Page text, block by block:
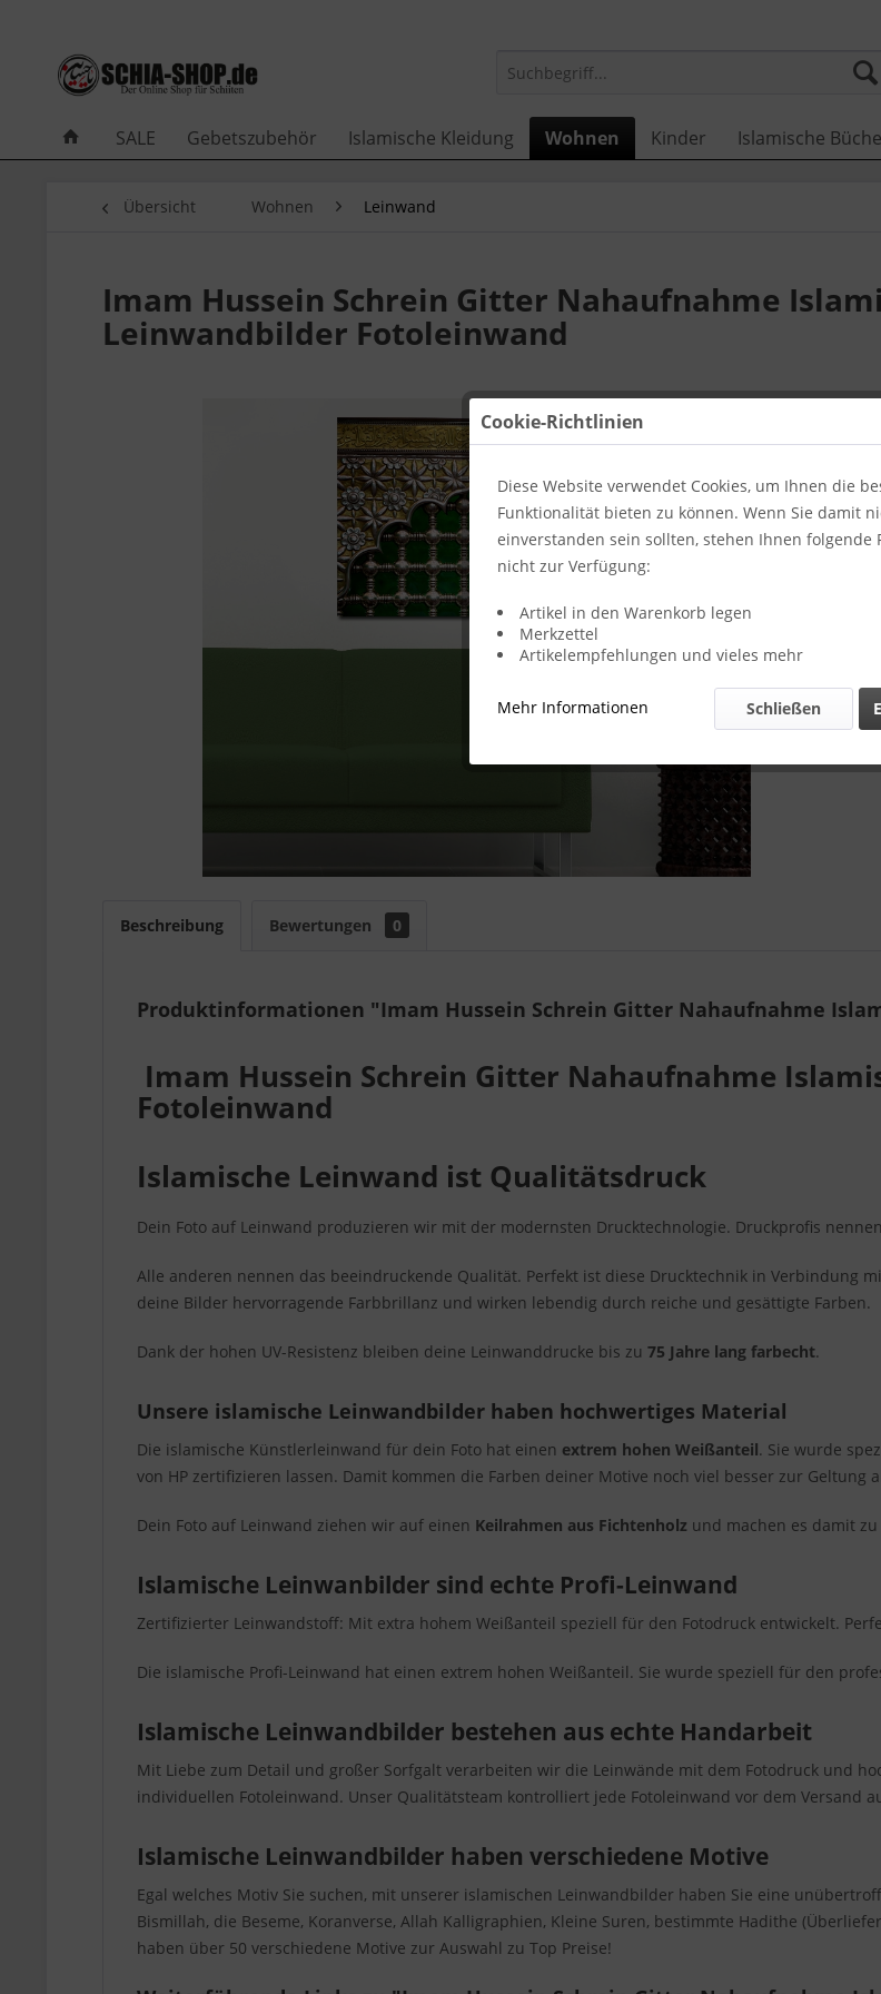
SALE Gebetszubehör Islamische Kleidung Wohnen Kinder Islamische
Übersicht Wohnen Leinwand
Imam Hussein Schrein Gitter Nahaufnahme
Leinwandbilder Fotoleinwand
Beschreibung Bewertungen 0
Produktinformationen "Imam Hussein Schrein Gitter Nahaufnahme
Imam Hussein Schrein Gitter Nahaufnahme
Fotoleinwand
Islamische Leinwand ist Qualitätsdruck
Dein Foto auf Leinwand produzieren wir mit der modernsten Drucktechnologie. Druckprofis
Alle anderen nennen das beeindruckende Qualität. Perfekt ist diese Drucktechnik in Verbindung
deine Bilder hervorragende Farbbrillanz und wirken lebendig durch reiche und gesättigte Farben.
Dank der hohen UV-Resistenz bleiben deine Leinwanddrucke bis zu 75 Jahre lang farbecht.
Unsere islamische Leinwandbilder haben hochwertiges Material
Die islamische Künstlerleinwand für dein Foto hat einen extrem hohen Weißanteil. Sie wurde
von HP zertifizieren lassen. Damit kommen die Farben deiner Motive noch viel besser zur Geltung
Dein Foto auf Leinwand ziehen wir auf einen Keilrahmen aus Fichtenholz und machen es damit
Islamische Leinwanbilder sind echte Profi-Leinwand
Zertifizierter Leinwandstoff: Mit extra hohem Weißanteil speziell für den Fotodruck entwickelt.
Die islamische Profi-Leinwand hat einen extrem hohen Weißanteil. Sie wurde speziell für den
Islamische Leinwandbilder bestehen aus echte Handarbeit
Mit Liebe zum Detail und großer Sorfgalt verarbeiten wir die Leinwände mit dem Fotodruck und
individuellen Fotoleinwand. Unser Qualitätsteam kontrolliert jede Fotoleinwand vor dem Versand
Islamische Leinwandbilder haben verschiedene Motive
Egal welches Motiv Sie suchen, mit unserer islamischen Leinwandbilder haben Sie eine
Bismillah, die Beseme, Koranverse, Allah Kalligraphien, Kleine Suren, bestimmte Hadithe
haben über 50 verschiedene Motive zur Auswahl zu Top Preise!
Cookie-Richtlinien
Diese Website verwendet Cookies, um Ihnen die
Funktionalität bieten zu können. Wenn Sie damit
einverstanden sein sollten, stehen Ihnen folgende
nicht zur Verfügung:
Artikel in den Warenkorb legen
Merkzettel
Artikelempfehlungen und vieles mehr
Mehr Informationen Schließen